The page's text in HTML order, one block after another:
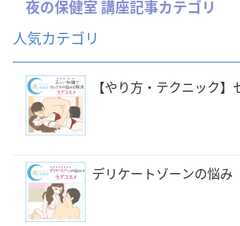
夜の保健室 講座記事カテゴリ
人気カテゴリ
【やり方・テクニック
デリケートゾーンの悩み